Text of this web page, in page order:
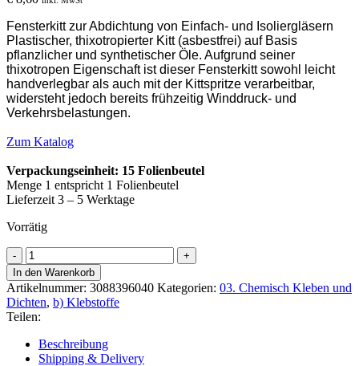
Fensterkitt zur Abdichtung von Einfach- und Isoliergläsern
Plastischer, thixotropierter Kitt (asbestfrei) auf Basis
pflanzlicher und synthetischer Öle. Aufgrund seiner
thixotropen Eigenschaft ist dieser Fensterkitt sowohl leicht
handverlegbar als auch mit der Kittspritze verarbeitbar,
widersteht jedoch bereits frühzeitig Winddruck- und
Verkehrsbelastungen.
Zum Katalog
Verpackungseinheit: 15 Folienbeutel
Menge 1 entspricht 1 Folienbeutel
Lieferzeit 3 – 5 Werktage
Vorrätig
Illbruck
OS201
Fensterkitt
585ml
RAL
8024
beigebraun
Menge
In den Warenkorb
Artikelnummer: 3088396040 Kategorien: 03. Chemisch Kleben und
Dichten, b) Klebstoffe
Teilen:
Beschreibung
Shipping & Delivery